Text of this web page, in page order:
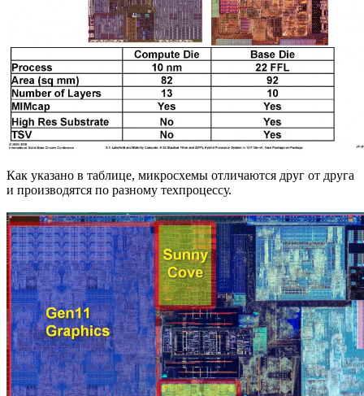
Как указано в таблице, микросхемы отличаются друг от друга
и производятся по разному техпроцессу.